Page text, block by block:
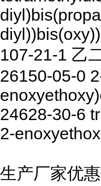
107-21-1 乙
26150-05-0
24628-30-6
2-
生产厂家优